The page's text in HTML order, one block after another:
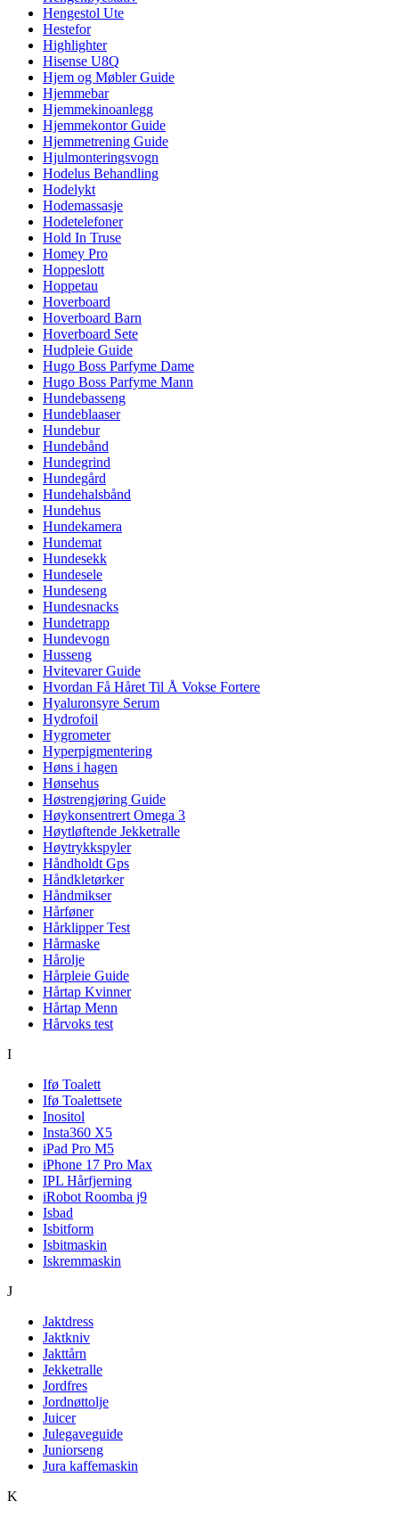
Hengestol Ute
Hestefor
Highlighter
Hisense U8Q
Hjem og Møbler Guide
Hjemmebar
Hjemmekinoanlegg
Hjemmekontor Guide
Hjemmetrening Guide
Hjulmonteringsvogn
Hodelus Behandling
Hodelykt
Hodemassasje
Hodetelefoner
Hold In Truse
Homey Pro
Hoppeslott
Hoppetau
Hoverboard
Hoverboard Barn
Hoverboard Sete
Hudpleie Guide
Hugo Boss Parfyme Dame
Hugo Boss Parfyme Mann
Hundebasseng
Hundeblaaser
Hundebur
Hundebånd
Hundegrind
Hundegård
Hundehalsbånd
Hundehus
Hundekamera
Hundemat
Hundesekk
Hundesele
Hundeseng
Hundesnacks
Hundetrapp
Hundevogn
Husseng
Hvitevarer Guide
Hvordan Få Håret Til Å Vokse Fortere
Hyaluronsyre Serum
Hydrofoil
Hygrometer
Hyperpigmentering
Høns i hagen
Hønsehus
Høstrengjøring Guide
Høykonsentrert Omega 3
Høytløftende Jekketralle
Høytrykkspyler
Håndholdt Gps
Håndkletørker
Håndmikser
Hårføner
Hårklipper Test
Hårmaske
Hårolje
Hårpleie Guide
Hårtap Kvinner
Hårtap Menn
Hårvoks test
I
Ifø Toalett
Ifø Toalettsete
Inositol
Insta360 X5
iPad Pro M5
iPhone 17 Pro Max
IPL Hårfjerning
iRobot Roomba j9
Isbad
Isbitform
Isbitmaskin
Iskremmaskin
J
Jaktdress
Jaktkniv
Jakttårn
Jekketralle
Jordfres
Jordnøttolje
Juicer
Julegaveguide
Juniorseng
Jura kaffemaskin
K